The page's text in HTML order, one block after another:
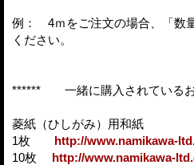
例： 4ｍをご注文の場合、「数
ください。
****** 一緒に購入されている
菱紙（ひしがみ）用和紙
1枚 http://www.namikawa-
10枚 http://www.namikawa-